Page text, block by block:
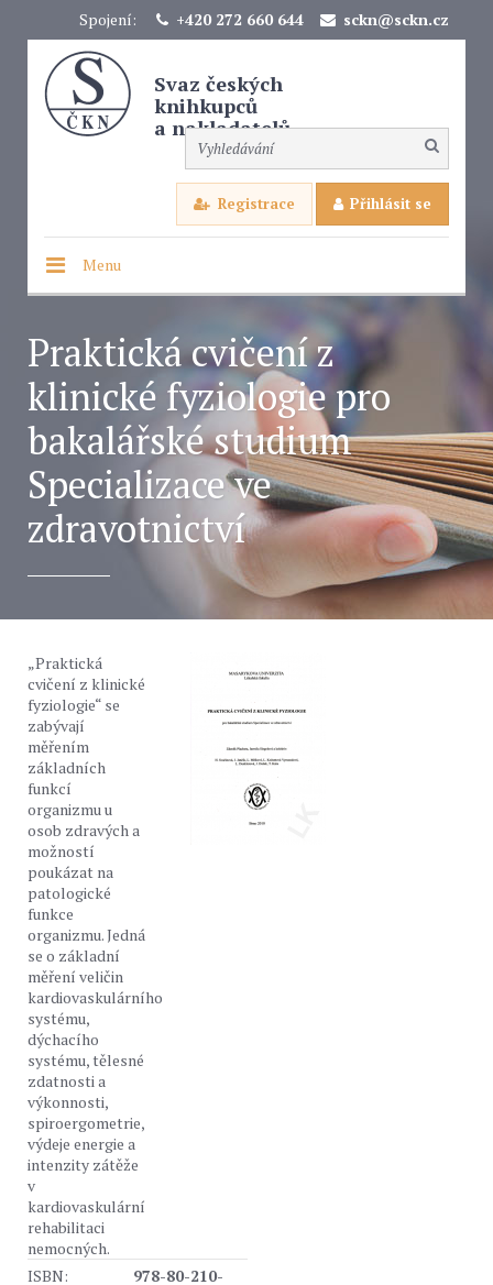
Spojení: +420 272 660 644 sckn@sckn.cz
Svaz českých
knihkupců
a nakladatelů
Registrace Přihlásit se
Menu
Praktická cvičení z
klinické fyziologie pro
bakalářské studium
Specializace ve
zdravotnictví
„Praktická
cvičení z klinické
fyziologie“ se
zabývají
měřením
základních
funkcí
organizmu u
osob zdravých a
možností
poukázat na
patologické
funkce
organizmu. Jedná
se o základní
měření veličin
kardiovaskulárního
systému,
dýchacího
systému, tělesné
zdatnosti a
výkonnosti,
spiroergometrie,
výdeje energie a
intenzity zátěže
v
kardiovaskulární
rehabilitaci
nemocných.
ISBN:
978-80-210-